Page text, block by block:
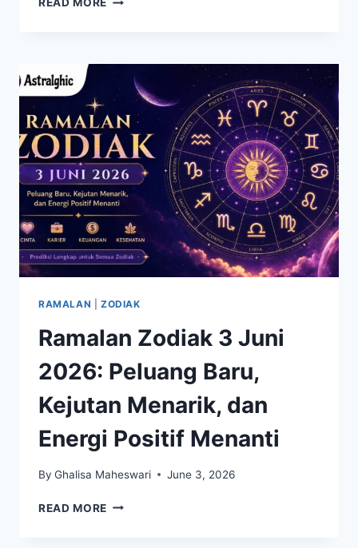
READ MORE
DISEBUT
SETIA
MENEMANI
DALAM
SUKA
DAN
DUKA
RAMALAN ZODIAK
Ramalan Zodiak 3 Juni
2026: Peluang Baru,
Kejutan Menarik, dan
Energi Positif Menanti
By Ghalisa Maheswari June 3, 2026
READ MORE RAMALAN